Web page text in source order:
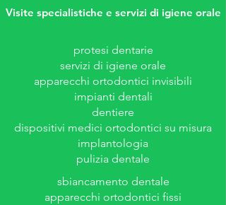
Visite specialistiche e servizi di igiene orale
protesi dentarie
servizi di igiene orale
apparecchi ortodontici invisibili
impianti dentali
dentiere
dispositivi medici ortodontici su misura
implantologia
pulizia dentale
sbiancamento dentale
apparecchi ortodontici fissi